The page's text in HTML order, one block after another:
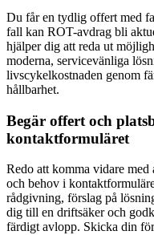
Du får en tydlig offert med
fall kan ROT-avdrag bli
hjälper dig att reda ut
moderna, servicevänliga
livscykelkostnaden genom
hållbarhet.
Begär offert och
kontaktformuläret
Redo att komma vidare
och behov i
rådgivning, förslag på
dig till en driftsäker och
färdigt avlopp. Skicka din